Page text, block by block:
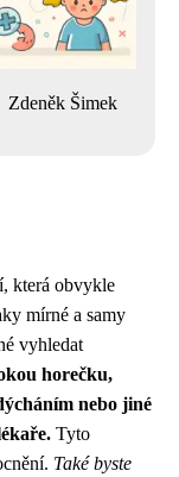
Zdeněk Šimek
která obvykle
mírné a samy
vyhledat
horečku,
nebo jiné
Tyto
Také byste